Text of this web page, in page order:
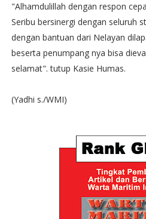
"Alhamdulillah dengan respon
Seribu bersinergi dengan seluruh
dengan bantuan dari Nelayan
beserta penumpang nya bisa
selamat". tutup Kasie Humas.
(Yadhi s./WMI)